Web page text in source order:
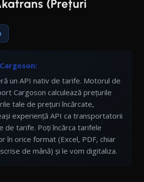
(Prețuri
un API nativ de tarife. Motorul de
Cargoson calculează prețurile
tale de prețuri încărcate,
experiență API ca transportatorii
de tarife. Poți încărca tarifele
în orice format (Excel, PDF, chiar
de mână) și le vom digitaliza.